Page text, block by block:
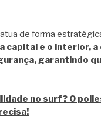
de forma
capital e o interior,
garantindo
no surf? O